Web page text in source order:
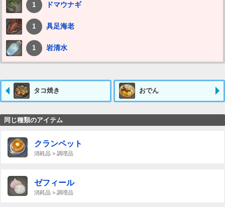
1 ドマウナギ
1 具足海老
1 岩清水
タコ焼き おでん
同じ種類のアイテム
クランペット
消耗品 > 調理品
ゼフィール
消耗品 > 調理品